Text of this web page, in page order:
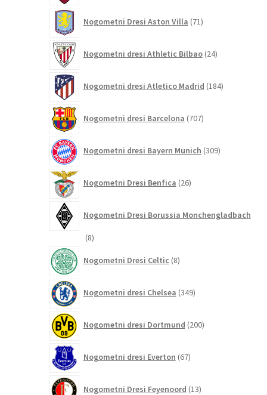
Nogometni Dresi Aston Villa 71izdelkov
Nogometni dresi Athletic Bilbao 24izdelkov
Nogometni dresi Atletico Madrid 184izdelkov
Nogometni dresi Barcelona 707izdelkov
Nogometni dresi Bayern Munich 309izdelkov
Nogometni Dresi Benfica 26izdelkov
Nogometni Dresi Borussia Monchengladbach
88
Nogometni Dresi Celtic 8izdelkov
Nogometni dresi Chelsea 349izdelkov
Nogometni dresi Dortmund 200izdelkov
Nogometni dresi Everton 67izdelkov
Nogometni Dresi Feyenoord 13